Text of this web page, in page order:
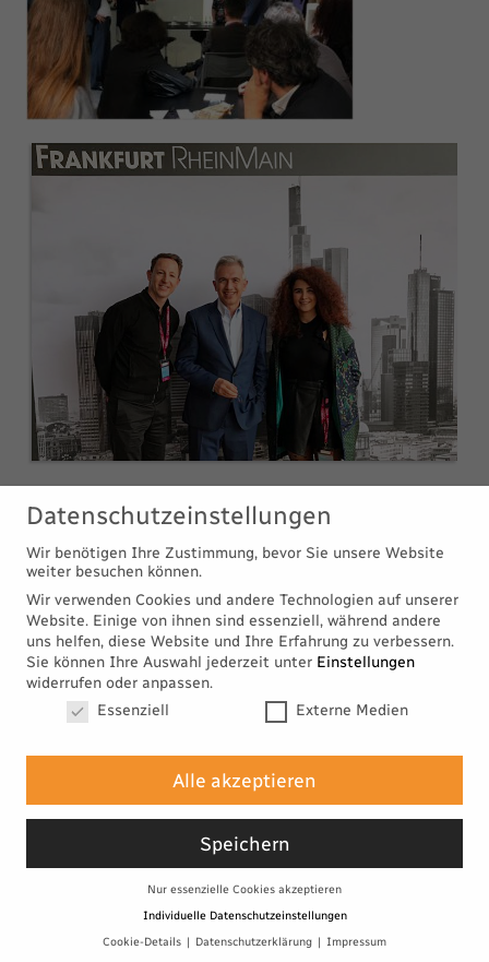
S
© TEK TO NIK Architekten 2026
Impressum
Datenschutzeinstellungen
Wir benötigen Ihre Zustimmung, bevor Sie unsere Website
weiter besuchen können.
Wir verwenden Cookies und andere Technologien auf unserer
Website. Einige von ihnen sind essenziell, während andere
uns helfen, diese Website und Ihre Erfahrung zu verbessern.
Sie können Ihre Auswahl jederzeit unter Einstellungen
widerrufen oder anpassen.
Datenschutzeinstellungen
Essenziell Externe Medien
Alle akzeptieren
Speichern
Nur essenzielle Cookies akzeptieren
Individuelle Datenschutzeinstellungen
Cookie-Details
Datenschutzerklärung Impressum